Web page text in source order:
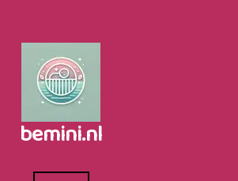
bemini.nl